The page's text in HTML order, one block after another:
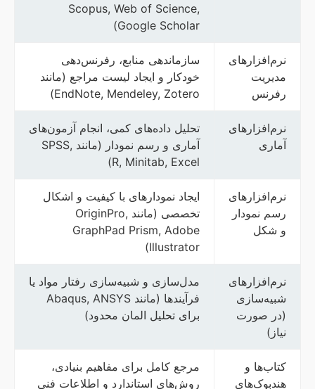
Scopus, Web of Science,
Google Scholar)
نرم‌افزارهای
مدیریت
رفرنس
سازماندهی منابع، رفرنس‌دهی
خودکار و ایجاد لیست مراجع (مانند
EndNote, Mendeley, Zotero)
نرم‌افزارهای
آماری
تحلیل داده‌های کمی، انجام آزمون‌های
آماری و رسم نمودار (مانند SPSS,
R, Minitab, Excel)
نرم‌افزارهای
رسم نمودار
و شکل
ایجاد نمودارهای با کیفیت و اشکال
تخصصی (مانند OriginPro,
GraphPad Prism, Adobe
Illustrator)
نرم‌افزارهای
شبیه‌سازی
(در صورت
نیاز)
مدل‌سازی و شبیه‌سازی رفتار مواد یا
فرآیندها (مانند Abaqus, ANSYS
برای تحلیل المان محدود)
کتاب‌ها و
هندبوک‌های
مرجع کامل برای مفاهیم بنیادی،
روش‌های استاندارد و اطلاعات فنی